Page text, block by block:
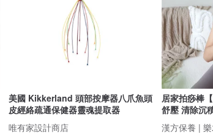
美國 Kikkerland 頭部按摩器八爪魚頭
皮經絡疏通保健器靈魂提取器
唯有家設計商店
居家拍痧棒
舒壓 清除沉
漢方保養 |